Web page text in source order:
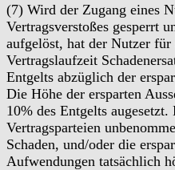
(7) Wird der Zugang eines
Vertragsverstoßes gesperrt
aufgelöst, hat der Nutzer
Vertragslaufzeit
Entgelts abzüglich der
Die Höhe der ersparten
10% des Entgelts augesetzt.
Vertragsparteien
Schaden, und/oder die
Aufwendungen tatsächlich